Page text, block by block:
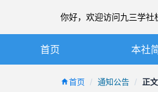
你好，欢迎访问九三学
首页 本社
九三学社
首页 通知公告 正文